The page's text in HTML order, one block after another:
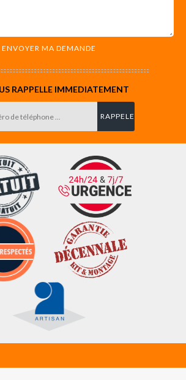
RAPPELLE IMMEDIATEMENT